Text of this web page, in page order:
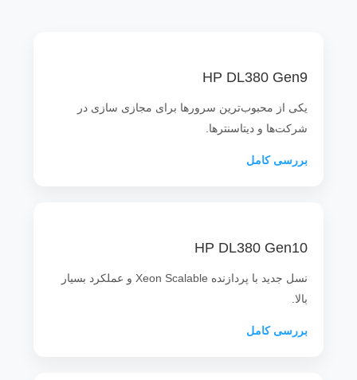
HP DL380 Gen9
یکی از محبوب‌ترین سرورها برای مجازی سازی در
شرکت‌ها و دیتاسنترها.
بررسی کامل
HP DL380 Gen10
نسل جدید با پردازنده Xeon Scalable و عملکرد بسیار
بالا.
بررسی کامل